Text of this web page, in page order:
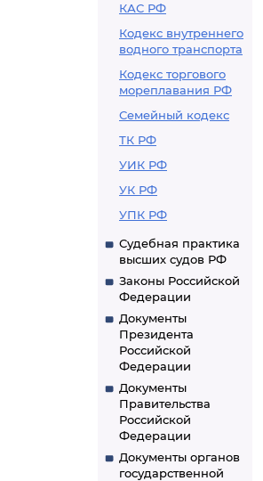
КАС РФ
Кодекс внутреннего
водного транспорта
Кодекс торгового
мореплавания РФ
Семейный кодекс
ТК РФ
УИК РФ
УК РФ
УПК РФ
Судебная практика
высших судов РФ
Законы Российской
Федерации
Документы
Президента
Российской
Федерации
Документы
Правительства
Российской
Федерации
Документы органов
государственной